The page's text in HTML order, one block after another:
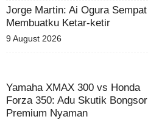
Jorge Martin: Ai Ogura Sempat
Membuatku Ketar-ketir
9 August 2026
Yamaha XMAX 300 vs Honda
Forza 350: Adu Skutik Bongsor
Premium Nyaman